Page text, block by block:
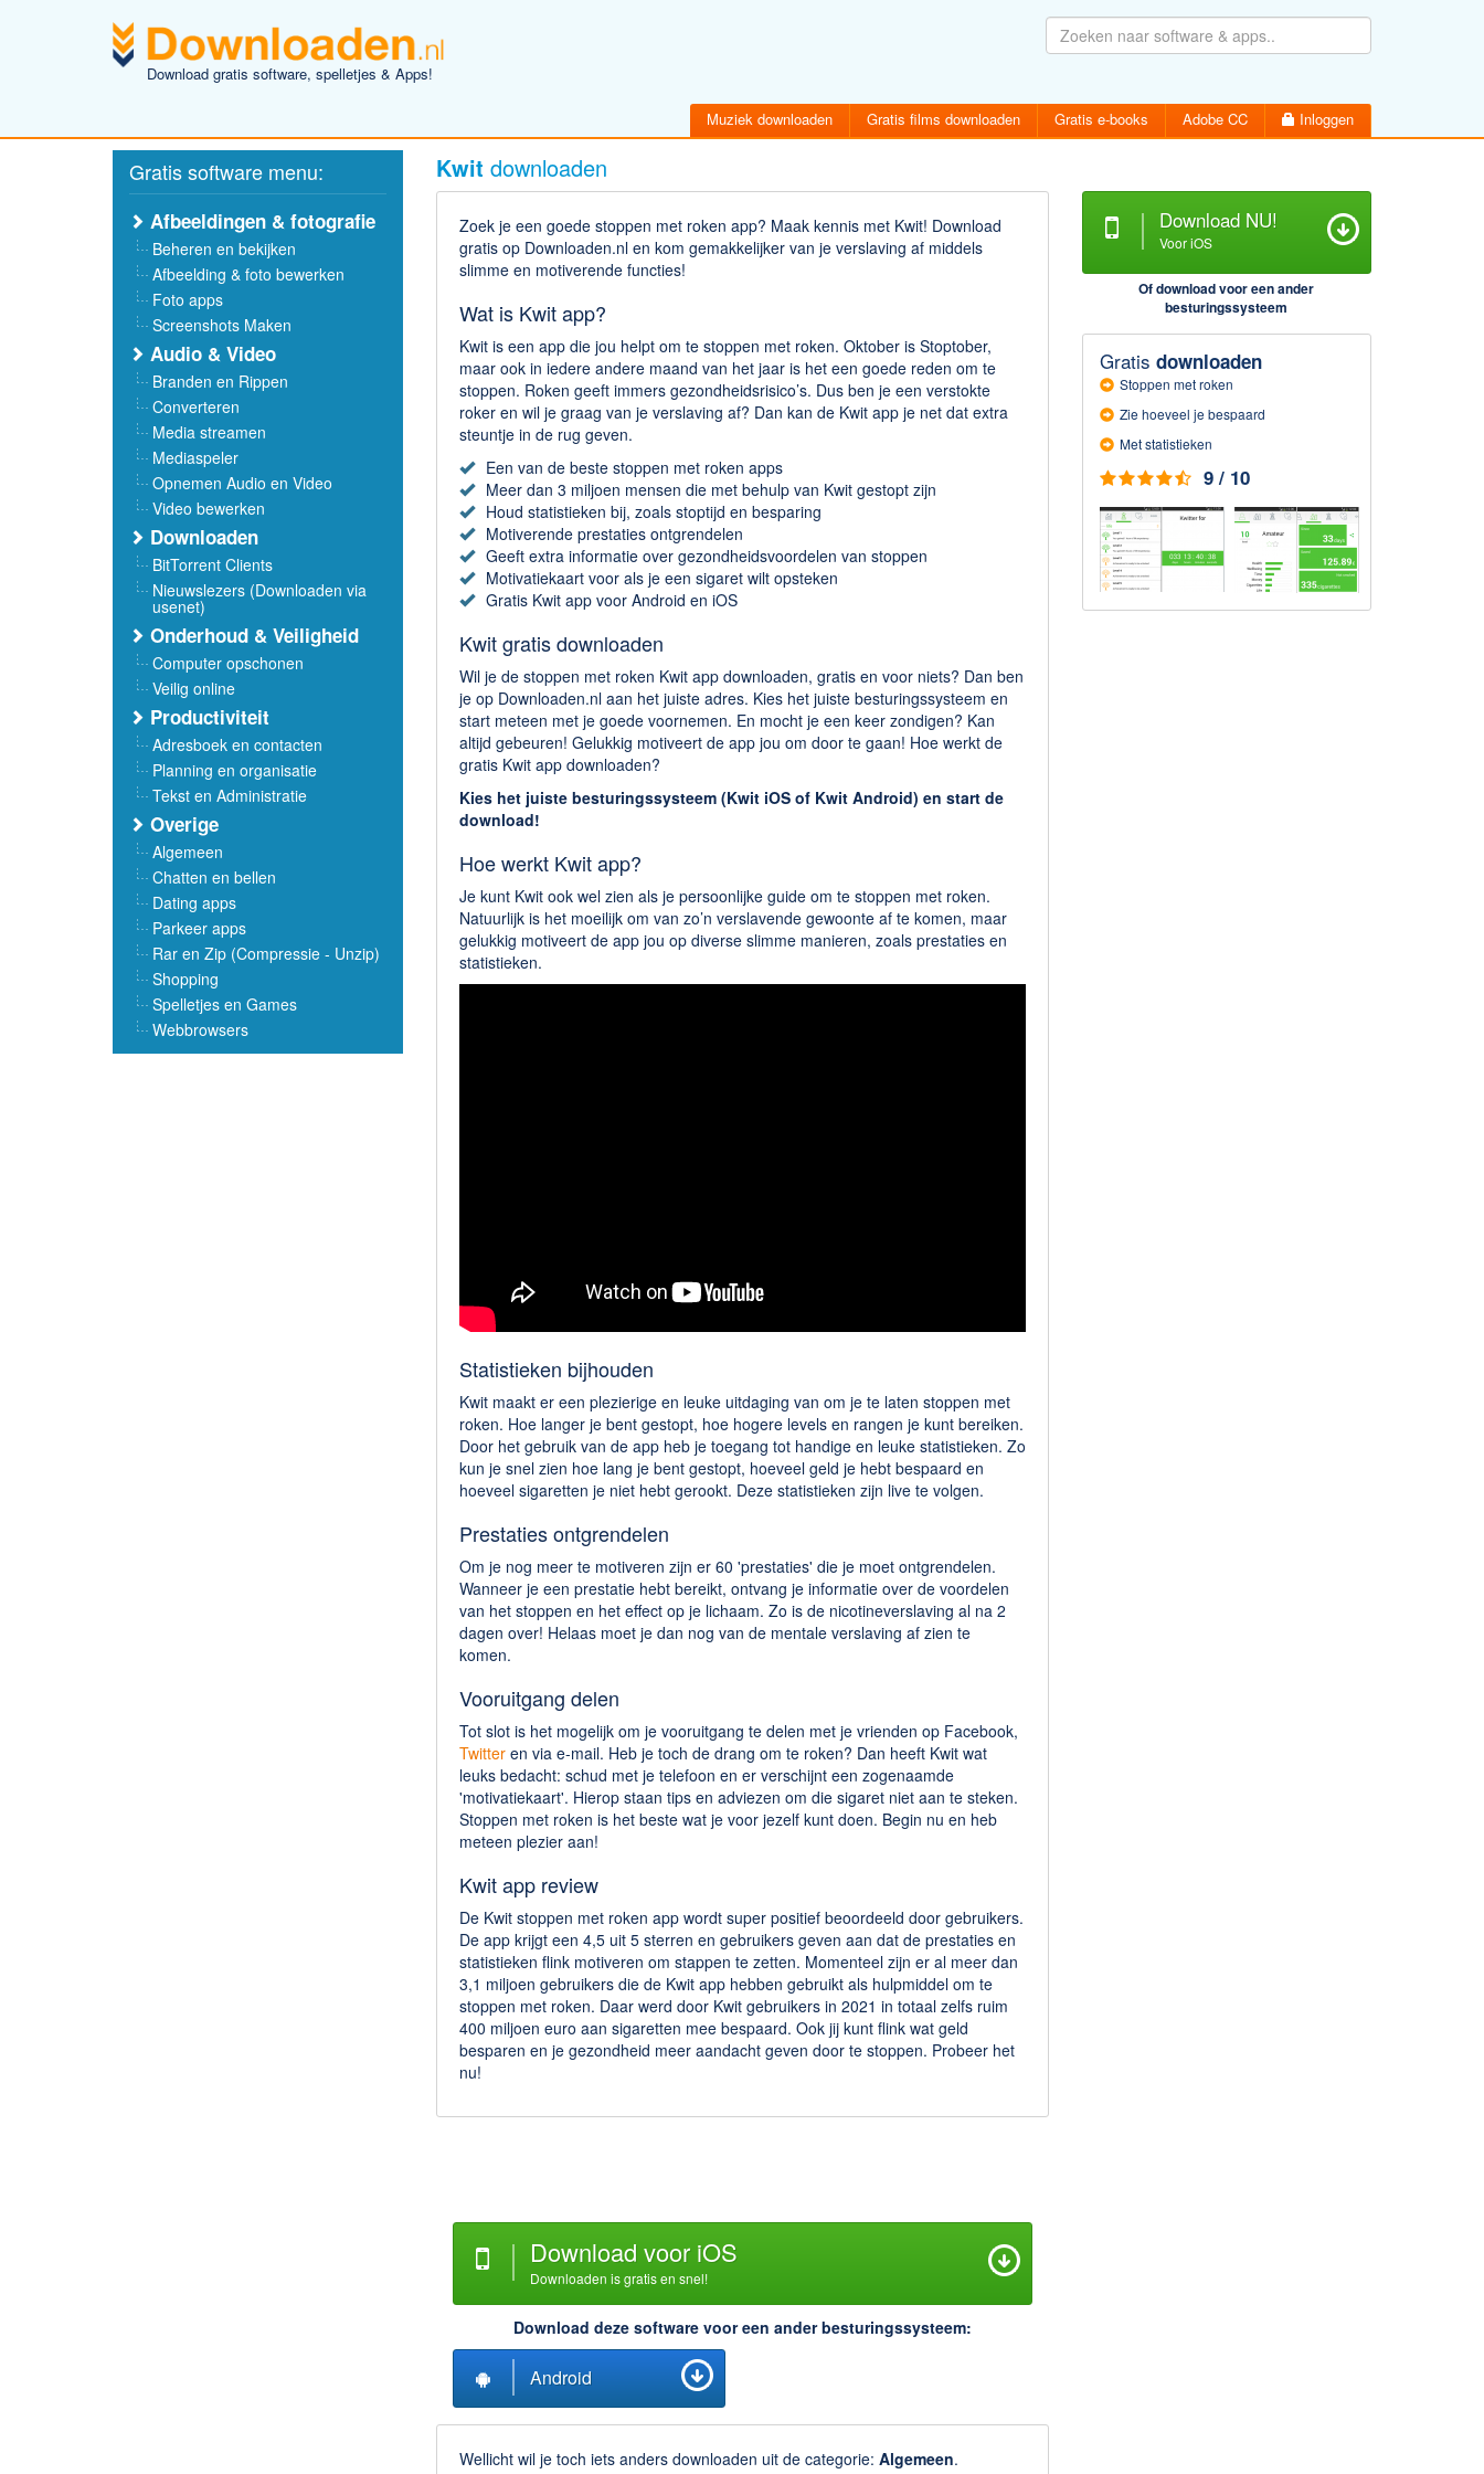
Download gratis software, spelletjes & Apps!
Muziek downloaden Gratis films downloaden Gratis e-books Adobe CC Inloggen
Inloggen
Wachtwoord vergeten
Activatiemail hersturen
Gratis software menu:
Afbeeldingen & fotografie
Beheren en bekijken
Afbeelding & foto bewerken
Foto apps
Screenshots Maken
Audio & Video
Branden en Rippen
Converteren
Media streamen
Mediaspeler
Opnemen Audio en Video
Video bewerken
Downloaden
BitTorrent Clients
Nieuwslezers (Downloaden via
usenet)
Onderhoud & Veiligheid
Computer opschonen
Veilig online
Productiviteit
Adresboek en contacten
Planning en organisatie
Tekst en Administratie
Overige
Algemeen
Chatten en bellen
Dating apps
Parkeer apps
Rar en Zip (Compressie - Unzip)
Shopping
Spelletjes en Games
Webbrowsers
Kwit downloaden
Download NU!
Voor iOS
Of download voor een ander
besturingssysteem
Gratis downloaden
Stoppen met roken
Zie hoeveel je bespaard
Met statistieken
9 / 10
Zoek je een goede stoppen met roken app? Maak kennis met Kwit! Download
gratis op Downloaden.nl en kom gemakkelijker van je verslaving af middels
slimme en motiverende functies!
Wat is Kwit app?
Kwit is een app die jou helpt om te stoppen met roken. Oktober is Stoptober,
maar ook in iedere andere maand van het jaar is het een goede reden om te
stoppen. Roken geeft immers gezondheidsrisico’s. Dus ben je een verstokte
roker en wil je graag van je verslaving af? Dan kan de Kwit app je net dat extra
steuntje in de rug geven.
Een van de beste stoppen met roken apps
Meer dan 3 miljoen mensen die met behulp van Kwit gestopt zijn
Houd statistieken bij, zoals stoptijd en besparing
Motiverende prestaties ontgrendelen
Geeft extra informatie over gezondheidsvoordelen van stoppen
Motivatiekaart voor als je een sigaret wilt opsteken
Gratis Kwit app voor Android en iOS
Kwit gratis downloaden
Wil je de stoppen met roken Kwit app downloaden, gratis en voor niets? Dan ben
je op Downloaden.nl aan het juiste adres. Kies het juiste besturingssysteem en
start meteen met je goede voornemen. En mocht je een keer zondigen? Kan
altijd gebeuren! Gelukkig motiveert de app jou om door te gaan! Hoe werkt de
gratis Kwit app downloaden?
Kies het juiste besturingssysteem (Kwit iOS of Kwit Android) en start de
download!
Hoe werkt Kwit app?
Je kunt Kwit ook wel zien als je persoonlijke guide om te stoppen met roken.
Natuurlijk is het moeilijk om van zo’n verslavende gewoonte af te komen, maar
gelukkig motiveert de app jou op diverse slimme manieren, zoals prestaties en
statistieken.
Statistieken bijhouden
Kwit maakt er een plezierige en leuke uitdaging van om je te laten stoppen met
roken. Hoe langer je bent gestopt, hoe hogere levels en rangen je kunt bereiken.
Door het gebruik van de app heb je toegang tot handige en leuke statistieken. Zo
kun je snel zien hoe lang je bent gestopt, hoeveel geld je hebt bespaard en
hoeveel sigaretten je niet hebt gerookt. Deze statistieken zijn live te volgen.
Prestaties ontgrendelen
Om je nog meer te motiveren zijn er 60 'prestaties' die je moet ontgrendelen.
Wanneer je een prestatie hebt bereikt, ontvang je informatie over de voordelen
van het stoppen en het effect op je lichaam. Zo is de nicotineverslaving al na 2
dagen over! Helaas moet je dan nog van de mentale verslaving af zien te
komen.
Vooruitgang delen
Tot slot is het mogelijk om je vooruitgang te delen met je vrienden op Facebook,
Twitteren via e-mail. Heb je toch de drang om te roken? Dan heeft Kwit wat
leuks bedacht: schud met je telefoon en er verschijnt een zogenaamde
'motivatiekaart'. Hierop staan tips en adviezen om die sigaret niet aan te steken.
Stoppen met roken is het beste wat je voor jezelf kunt doen. Begin nu en heb
meteen plezier aan!
Kwit app review
De Kwit stoppen met roken app wordt super positief beoordeeld door gebruikers.
De app krijgt een 4,5 uit 5 sterren en gebruikers geven aan dat de prestaties en
statistieken flink motiveren om stappen te zetten. Momenteel zijn er al meer dan
3,1 miljoen gebruikers die de Kwit app hebben gebruikt als hulpmiddel om te
stoppen met roken. Daar werd door Kwit gebruikers in 2021 in totaal zelfs ruim
400 miljoen euro aan sigaretten mee bespaard. Ook jij kunt flink wat geld
besparen en je gezondheid meer aandacht geven door te stoppen. Probeer het
nu!
Download voor iOS
Downloaden is gratis en snel!
Download deze software voor een ander besturingssysteem:
Android
Wellicht wil je toch iets anders downloaden uit de categorie: Algemeen.